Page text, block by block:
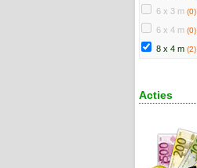
6 x 3 m (0)
6 x 4 m (0)
8 x 4 m (2)
Acties